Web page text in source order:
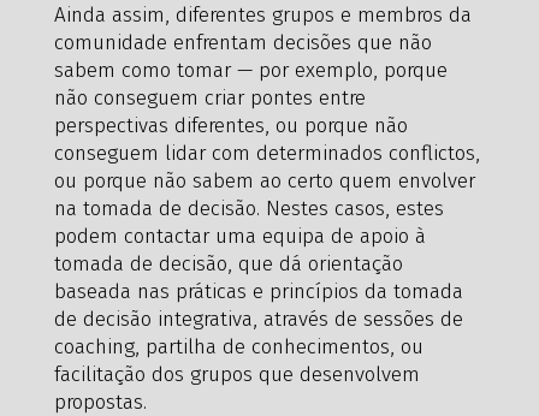
Ainda assim, diferentes grupos e membros da
comunidade enfrentam decisões que não
sabem como tomar — por exemplo, porque
não conseguem criar pontes entre
perspectivas diferentes, ou porque não
conseguem lidar com determinados conflictos,
ou porque não sabem ao certo quem envolver
na tomada de decisão. Nestes casos, estes
podem contactar uma equipa de apoio à
tomada de decisão, que dá orientação
baseada nas práticas e princípios da tomada
de decisão integrativa, através de sessões de
coaching, partilha de conhecimentos, ou
facilitação dos grupos que desenvolvem
propostas.